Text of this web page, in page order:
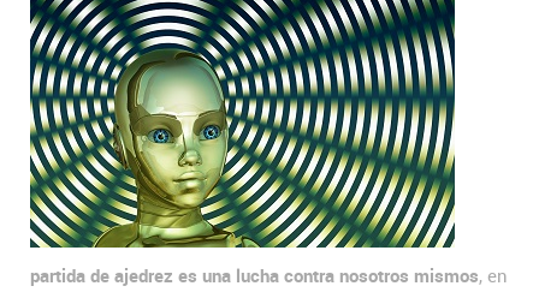
partida de ajedrez es una lucha contra nosotros mismos, en